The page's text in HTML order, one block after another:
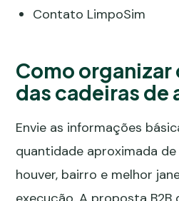
Contato LimpoSim
Como organizar
das cadeiras de
Envie as informações
quantidade aproximada
houver, bairro e melhor